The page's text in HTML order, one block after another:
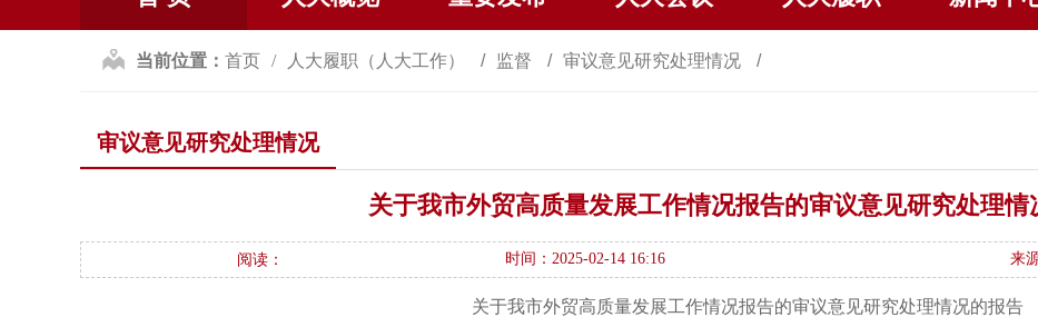
当前位置： 首页 人大履职（人大工作） 监督 审议意见研究处理情况
审议意见研究处理情况
关于我市外贸高质量发展工作情况报告的审议意见研究处理情
阅读： 时间：2025-02-14 16:16 来
关于我市外贸高质量发展工作情况报告的审议意见研究处理情况的报告